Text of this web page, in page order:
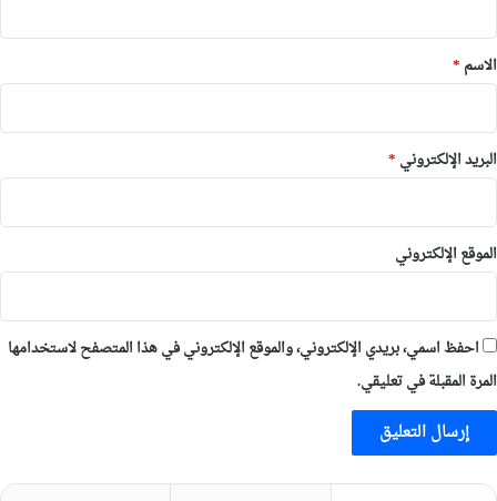
*
الاسم *
البريد الإلكتروني *
الموقع الإلكتروني
احفظ اسمي، بريدي الإلكتروني، والموقع الإلكتروني في هذا المتصفح لاستخدامها
المرة المقبلة في تعليقي.